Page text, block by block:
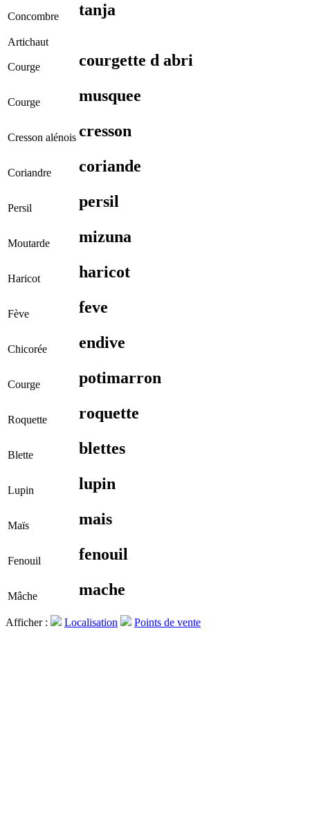
Concombre tanja
Artichaut
Courge courgette d abri
Courge musquee
Cresson alénois cresson
Coriandre coriande
Persil persil
Moutarde mizuna
Haricot haricot
Fève feve
Chicorée endive
Courge potimarron
Roquette roquette
Blette blettes
Lupin lupin
Maïs mais
Fenouil fenouil
Mâche mache
Afficher : Localisation Points de vente